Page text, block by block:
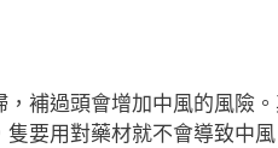
，補過頭會增加中風的風險
要用對藥材就不會導致中風